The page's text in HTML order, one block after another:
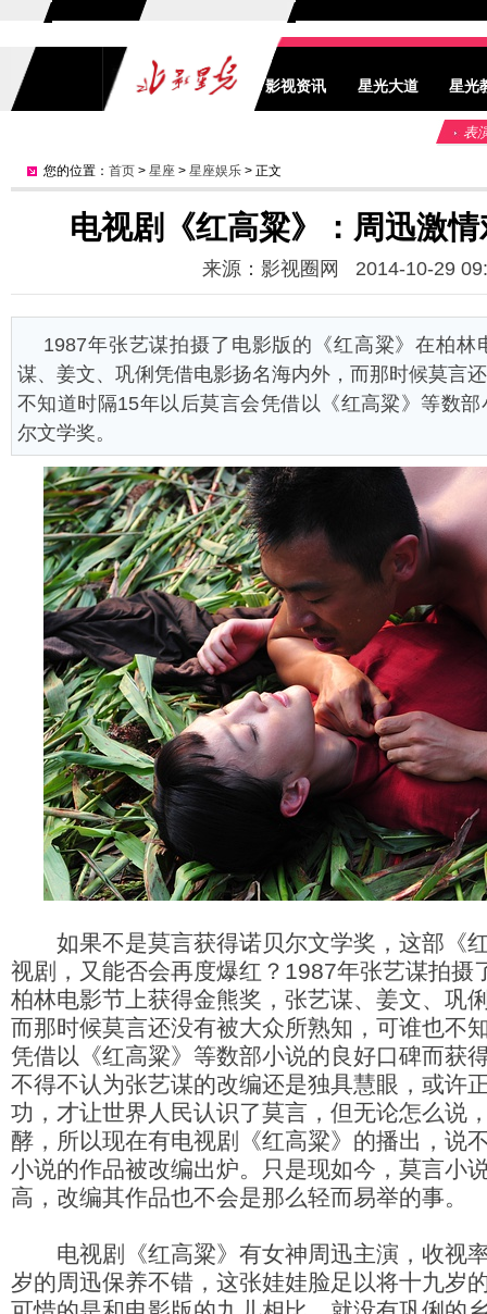
影视资讯 星光大道 星光
表
您的位置： 首页 > 星座 > 星座娱乐 > 正文
电视剧《红高粱》：周迅激
来源：影视圈网 2014-10-29
1987年张艺谋拍摄了电影版的《红高粱》在柏林
谋、姜文、巩俐凭借电影扬名海内外，而那时候莫言
不知道时隔15年以后莫言会凭借以《红高粱》等数
尔文学奖。
如果不是莫言获得诺贝尔文学奖，这部《
视剧，又能否会再度爆红？1987年张艺谋拍摄
柏林电影节上获得金熊奖，张艺谋、姜文、巩
而那时候莫言还没有被大众所熟知，可谁也不
凭借以《红高粱》等数部小说的良好口碑而获
不得不认为张艺谋的改编还是独具慧眼，或许
功，才让世界人民认识了莫言，但无论怎么说
酵，所以现在有电视剧《红高粱》的播出，说
小说的作品被改编出炉。只是现如今，莫言小
高，改编其作品也不会是那么轻而易举的事。
电视剧《红高粱》有女神周迅主演，收视
岁的周迅保养不错，这张娃娃脸足以将十九岁